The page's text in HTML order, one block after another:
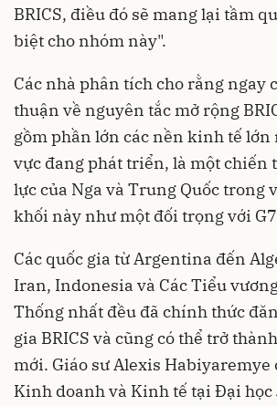
BRICS, điều đó sẽ mang lại tầm
biệt cho nhóm này".
Các nhà phân tích cho rằng ngay
thuận về nguyên tắc mở rộng
gồm phần lớn các nền kinh tế lớn
vực đang phát triển, là một chiến
lực của Nga và Trung Quốc trong
khối này như một đối trọng với
Các quốc gia từ Argentina đến
Iran, Indonesia và Các Tiểu
Thống nhất đều đã chính thức
gia BRICS và cũng có thể trở
mới. Giáo sư Alexis Habiyaremye
Kinh doanh và Kinh tế tại Đại